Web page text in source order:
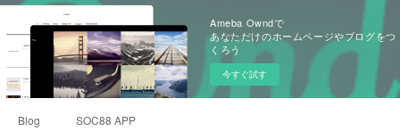
Ameba Owndで
あなただけのホームページやブログをつ
くろう
今すぐ試す
Blog SOC88 APP